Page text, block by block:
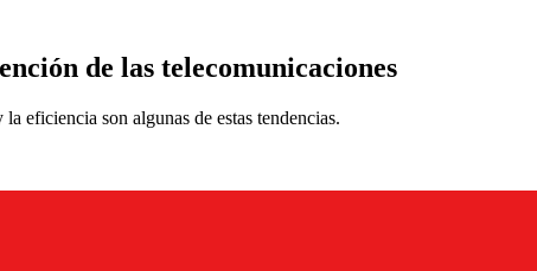
de las telecomunicaciones
eficiencia son algunas de estas tendencias.